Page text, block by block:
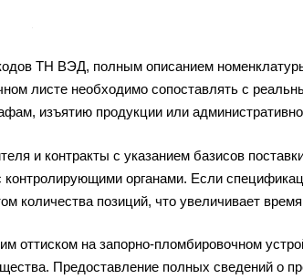
ТН ВЭД, полным описанием
листе необходимо сопоставлять с
изъятию продукции или
и контракты с указанием базисов
контролирующими органами. Если
позиций, что увеличивает
на запорно-пломбировочном
Предоставление полных сведений о